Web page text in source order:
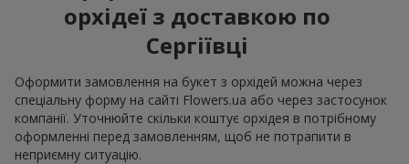
орхідеї з доставкою по
Сергіївці
Оформити замовлення на букет з орхідей можна через
спеціальну форму на сайті Flowers.ua або через застосунок
компанії. Уточнюйте скільки коштує орхідея в потрібному
оформленні перед замовленням, щоб не потрапити в
неприємну ситуацію.